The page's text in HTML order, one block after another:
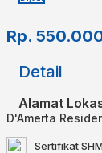
Rp.
Detail
Alamat
D'Amerta
SertifikatSHM